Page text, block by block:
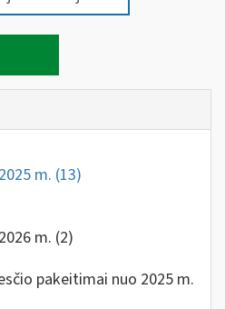
m. (13)
m. (2)
pakeitimai nuo 2025 m.